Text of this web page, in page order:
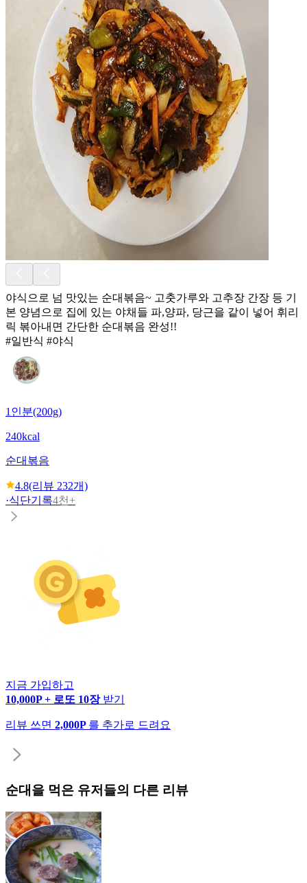
야식으로 넘 맛있는 순대볶음~ 고춧가루와 고추장 간장 등 기
본 양념으로 집에 있는 야채들 파,양파, 당근을 같이 넣어 휘리
릭 볶아내면 간단한 순대볶음 완성!!
#일반식 #야식
1인분(200g)
240kcal
순대볶음
4.8(리뷰 232개)
·식단기록4천+
지금 가입하고
10,000P + 로또 10장 받기
리뷰 쓰면 2,000P 를 추가로 드려요
순대 을 먹은 유저들의 다른 리뷰